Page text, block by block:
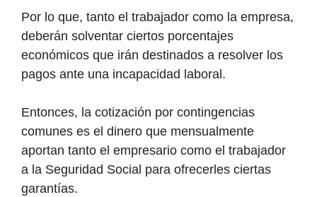
Por lo que, tanto el trabajador como la empresa,
deberán solventar ciertos porcentajes
económicos que irán destinados a resolver los
pagos ante una incapacidad laboral.
Entonces, la cotización por contingencias
comunes es el dinero que mensualmente
aportan tanto el empresario como el trabajador
a la Seguridad Social para ofrecerles ciertas
garantías.